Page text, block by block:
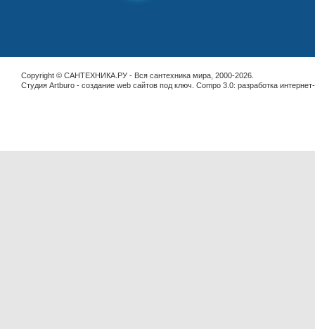
Copyright © САНТЕХНИКА.РУ - Вся сантехника мира, 2000-2026.
Студия Artburo - cоздание web сайтов под ключ . Compo 3.0: разработка